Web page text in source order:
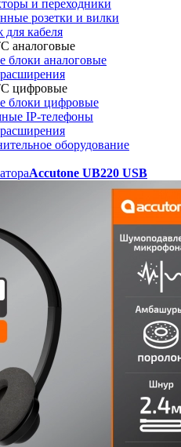
и переходники
розетки и вилки
кабеля
аналоговые
блоки аналоговые
цифровые
блоки цифровые
IP-телефоны
оборудование
Accutone UB220 USB